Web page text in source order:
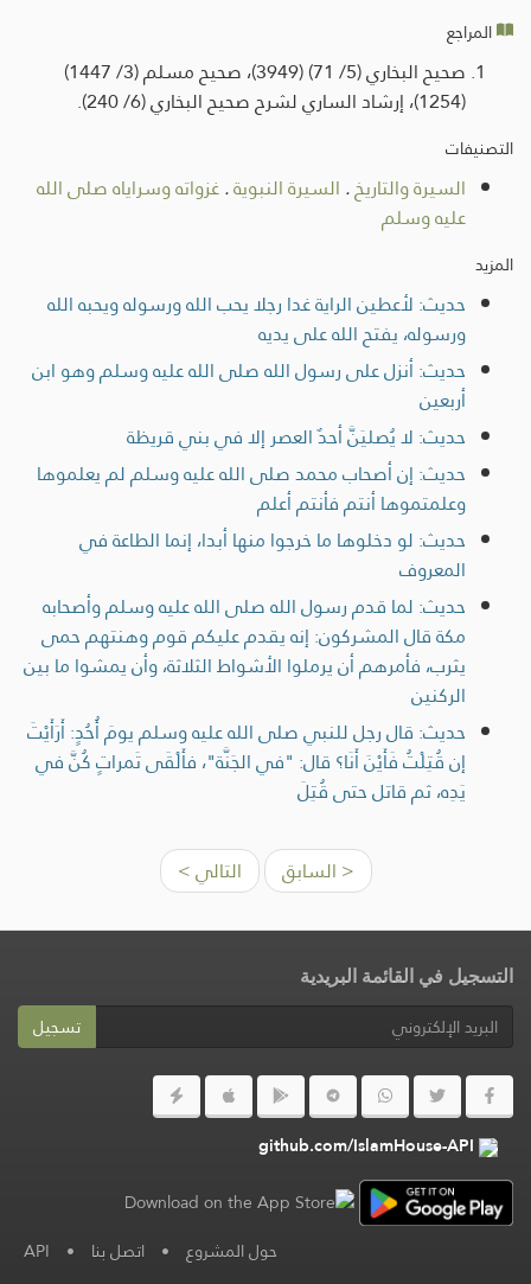
المراجع
صحيح البخاري (5/ 71) (3949)، صحيح مسلم (3/ 1447)
(1254)، إرشاد الساري لشرح صحيح البخاري (6/ 240).
التصنيفات
السيرة والتاريخ. السيرة النبوية.غزواته وسراياه صلى الله
عليه وسلم
المزيد
حديث: لأعطين الراية غدا رجلا يحب الله ورسوله ويحبه الله
ورسوله، يفتح الله على يديه
حديث: أنزل على رسول الله صلى الله عليه وسلم وهو ابن
أربعين
حديث: لا يُصليَنَّ أحدٌ العصر إلا في بني قريظة
حديث: إن أصحاب محمد صلى الله عليه وسلم لم يعلموها
وعلمتموها أنتم فأنتم أعلم
حديث: لو دخلوها ما خرجوا منها أبدا، إنما الطاعة في
المعروف
حديث: لما قدم رسول الله صلى الله عليه وسلم وأصحابه
مكة قال المشركون: إنه يقدم عليكم قوم وهنتهم حمى
يثرب، فأمرهم أن يرملوا الأشواط الثلاثة، وأن يمشوا ما بين
الركنين
حديث: قال رجل للنبي صلى الله عليه وسلم يومَ أُحُدٍ: أَرَأَيْتَ
إن قُتِلْتُ فَأَيْنَ أَنَا؟ قال: "في الجَنَّة"، فأَلْقَى تَمراتٍ كُنَّ في
يَدِه، ثم قاتل حتى قُتِلَ
< السابق التالي >
التسجيل في القائمة البريدية
تسجيل
github.com/IslamHouse-API
حول المشروع • اتصل بنا •
API